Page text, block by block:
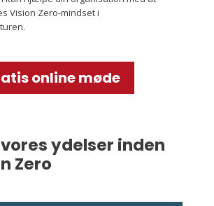
Vision Zero-mindset i
online møde
ydelser inden
Zero